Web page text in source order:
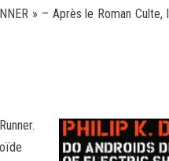
» – Après le Roman Culte,